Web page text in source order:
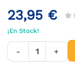
23,95 €
¡En Stock!
- +